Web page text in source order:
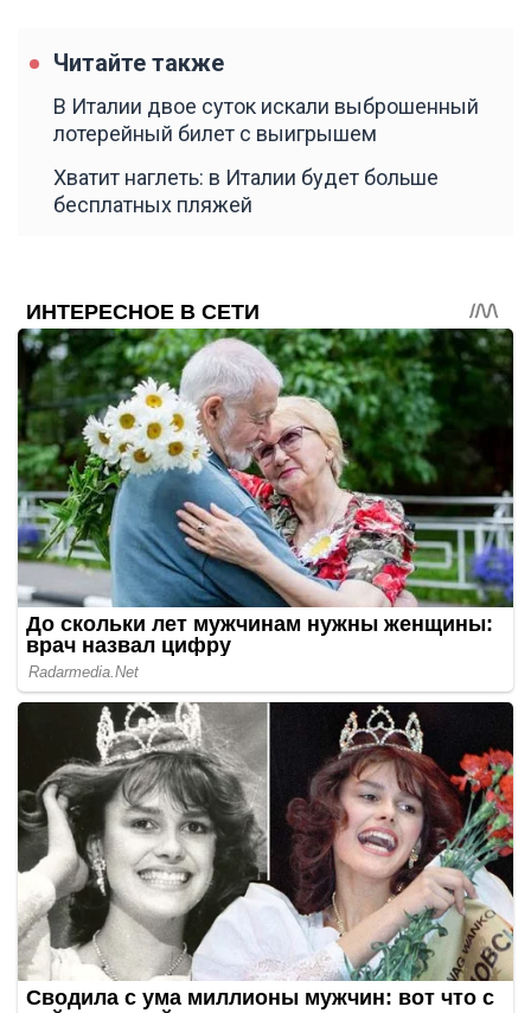
Читайте также
В Италии двое суток искали выброшенный
лотерейный билет с выигрышем
Хватит наглеть: в Италии будет больше
бесплатных пляжей